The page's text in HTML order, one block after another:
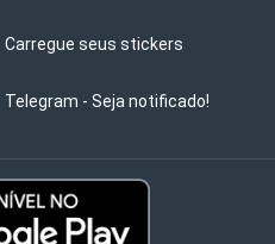
Carregue seus stickers
Telegram - Seja notificado!